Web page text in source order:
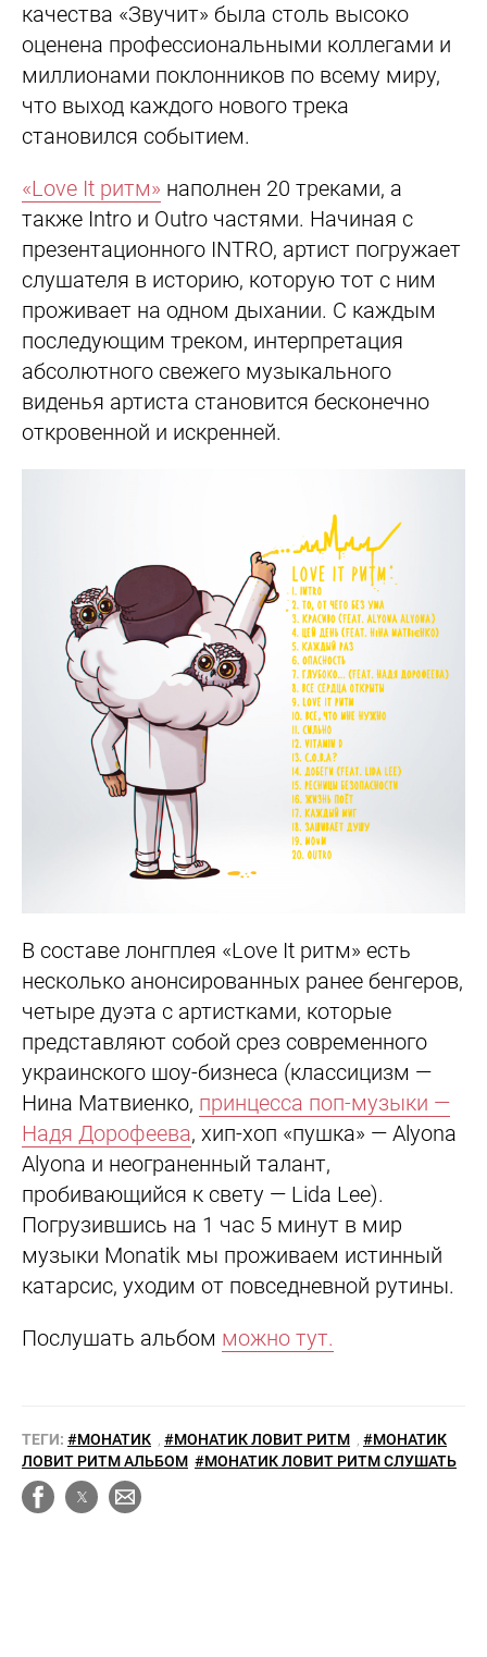
качества «Звучит» была столь высоко
оценена профессиональными коллегами и
миллионами поклонников по всему миру,
что выход каждого нового трека
становился событием.
«Love It ритм» наполнен 20 треками, а
также Intro и Outro частями. Начиная с
презентационного INTRO, артист погружает
слушателя в историю, которую тот с ним
проживает на одном дыхании. С каждым
последующим треком, интерпретация
абсолютного свежего музыкального
виденья артиста становится бесконечно
откровенной и искренней.
В составе лонгплея «Love It ритм» есть
несколько анонсированных ранее бенгеров,
четыре дуэта с артистками, которые
представляют собой срез современного
украинского шоу-бизнеса (классицизм —
Нина Матвиенко, принцесса поп-музыки —
Надя Дорофеева, хип-хоп «пушка» — Alyona
Alyona и неограненный талант,
пробивающийся к свету — Lida Lee).
Погрузившись на 1 час 5 минут в мир
музыки Monatik мы проживаем истинный
катарсис, уходим от повседневной рутины.
Послушать альбом можно тут.
ТЕГИ: #МОНАТИК #МОНАТИК ЛОВИТ РИТМ
#МОНАТИК
ЛОВИТ РИТМ АЛЬБОМ #МОНАТИК ЛОВИТ РИТМ СЛУШАТЬ